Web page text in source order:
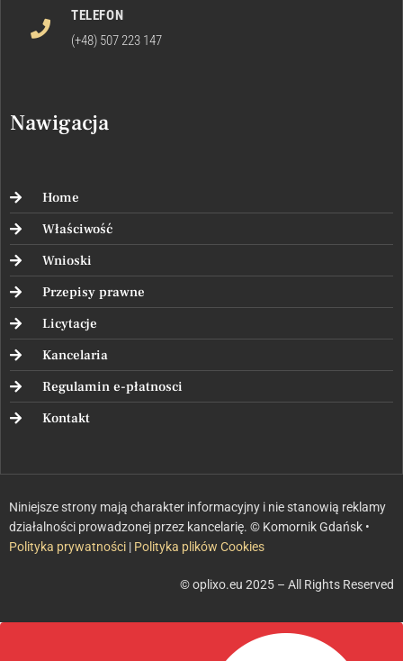
TELEFON
(+48) 507 223 147
Nawigacja
Home
Właściwość
Wnioski
Przepisy prawne
Licytacje
Kancelaria
Regulamin e-płatnosci
Kontakt
Niniejsze strony mają charakter informacyjny i nie stanowią reklamy
działalności prowadzonej przez kancelarię. © Komornik Gdańsk •
Polityka prywatności | Polityka plików Cookies
© oplixo.eu 2025 – All Rights Reserved